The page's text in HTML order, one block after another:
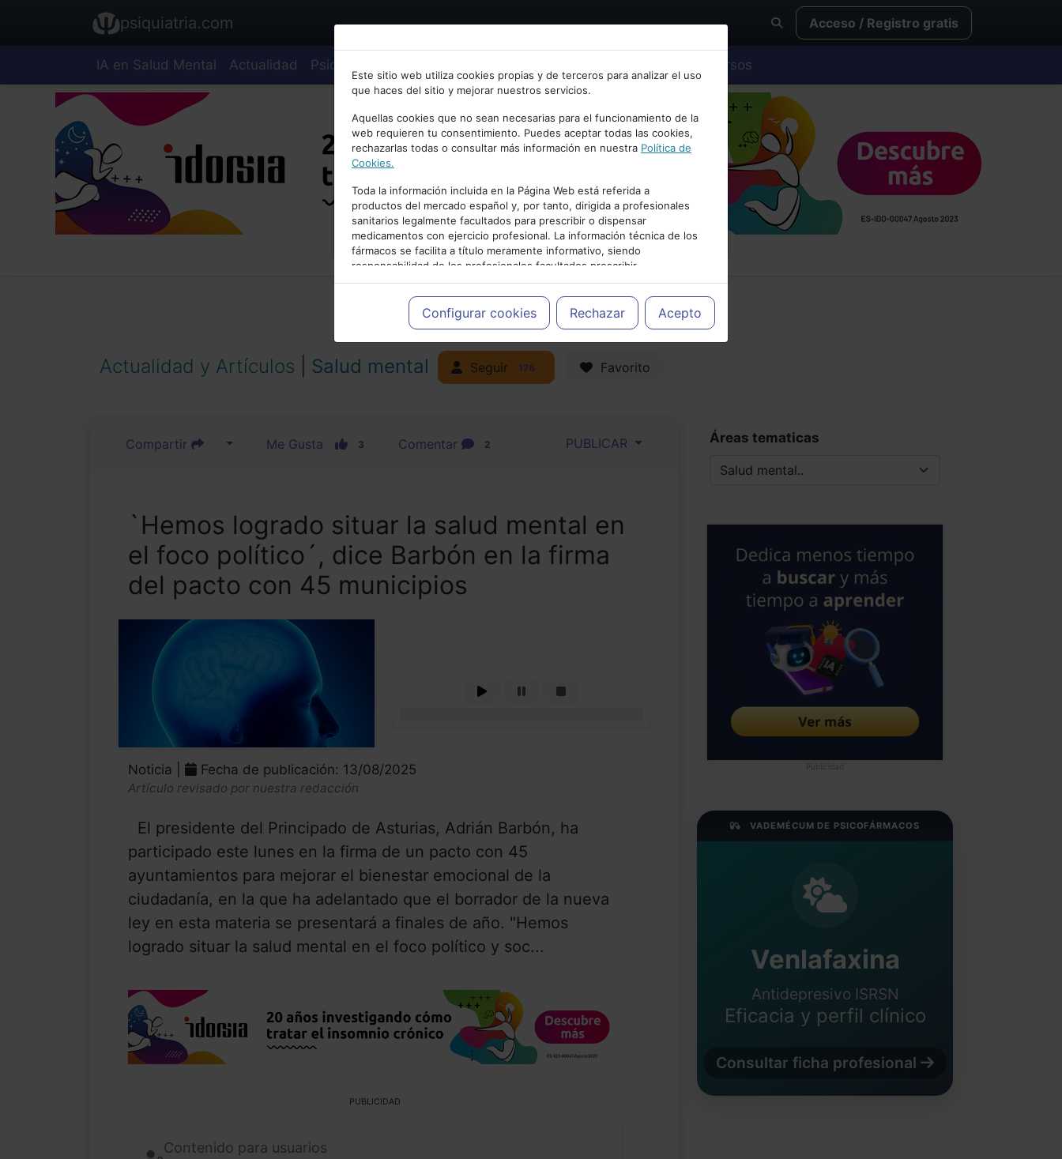
Bienvenid@ a psiquiatria.com
Escribe tu Email
Accede o regístrate con tu email.
Cancelar
psiquiatria.com Acceso / Registro gratis
IA en Salud Mental Actualidad Psiquiatría Cursos
Este sitio web utiliza cookies propias y de terceros para analizar el uso
que haces del sitio y mejorar nuestros servicios.
Aquellas cookies que no sean necesarias para el funcionamiento de la
web requieren tu consentimiento. Puedes aceptar todas las cookies,
rechazarlas todas o consultar más información en nuestra Política de
Cookies.
Toda la información incluida en la Página Web está referida a
productos del mercado español y, por tanto, dirigida a profesionales
sanitarios legalmente facultados para prescribir o dispensar
medicamentos con ejercicio profesional. La información técnica de los
fármacos se facilita a título meramente informativo, siendo
responsabilidad de los profesionales facultados prescribir
medicamentos y decidir, en cada caso concreto, el tratamiento más
adecuado a las necesidades del paciente.
Configurar cookies Rechazar Acepto
PUBLICIDAD
Actualidad y Artículos Salud mental Seguir 176 Favorito
Compartir Me Gusta 3 Comentar 2 PUBLICAR
`Hemos logrado situar la salud mental en
el foco político´, dice Barbón en la firma
del pacto con 45 municipios
Noticia | Fecha de publicación: 13/08/2025
Artículo revisado por nuestra redacción
El presidente del Principado de Asturias, Adrián Barbón, ha
participado este lunes en la firma de un pacto con 45
ayuntamientos para mejorar el bienestar emocional de la
ciudadanía, en la que ha adelantado que el borrador de la nueva
ley en esta materia se presentará a finales de año. "Hemos
logrado situar la salud mental en el foco político y soc...
PUBLICIDAD
Contenido para usuarios
Áreas tematicas
Publicidad
VADEMÉCUM DE PSICOFÁRMACOS
Venlafaxina
Antidepresivo ISRSN
Eficacia y perfil clínico
Consultar ficha profesional